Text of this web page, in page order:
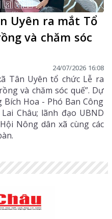
Uyên ra mắt Tổ
và chăm sóc
24/07/2026 16:08
Tân Uyên tổ chức Lễ ra
và chăm sóc quế”. Dự
Hoa - Phó Ban Công
Châu; lãnh đạo UBND
Nông dân xã cùng các